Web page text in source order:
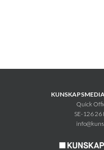
Quick
SE-126 26